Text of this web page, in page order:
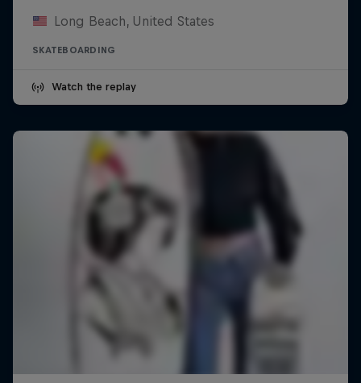
Long Beach, United States
SKATEBOARDING
Watch the replay